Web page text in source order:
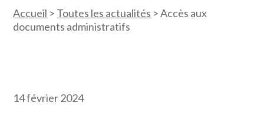
Accueil > Toutes les actualités >Accès aux
documents administratifs
14 février 2024